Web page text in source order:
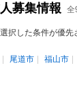
募集情報 全
択した条件が優先
尾道市 福山市